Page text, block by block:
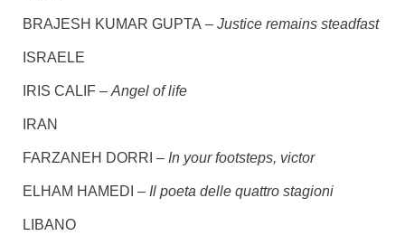
BRAJESH KUMAR GUPTA – Justice remains steadfast
ISRAELE
IRIS CALIF – Angel of life
IRAN
FARZANEH DORRI – In your footsteps, victor
ELHAM HAMEDI – Il poeta delle quattro stagioni
LIBANO